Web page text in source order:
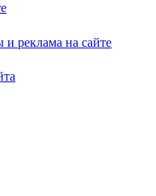
и реклама на сайте